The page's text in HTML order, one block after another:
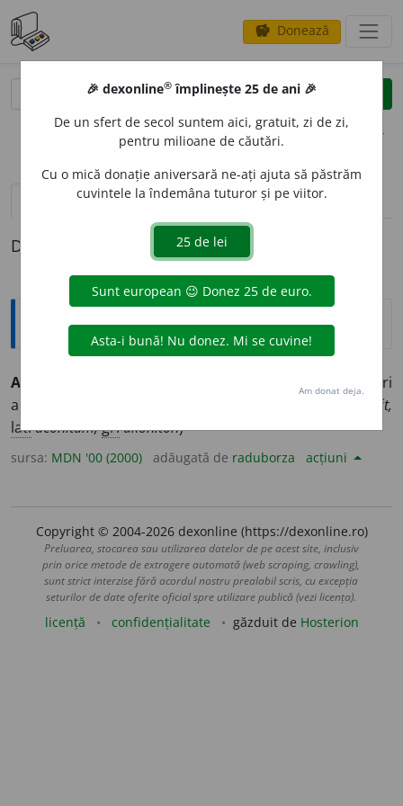
savings Donează
clear
opțiuni
definiții (1)
Definiția cu ID-ul 445796:
Explicative DEX
ACON
plantă veninoasă montană, cu flori
albastre și frunze de un verde-închis; omag. (<
aconit,
lat.aconitum,gr.akoniton)
sursa: MDN '00 (2000) adăugată de raduborza acțiuni
Copyright © 2004-2026 dexonline (https://dexonline.ro)
Preluarea, stocarea sau utilizarea datelor de pe acest site, inclusiv
prin orice metode de extragere automată (web scraping, crawling),
sunt strict interzise fără acordul nostru prealabil scris, cu excepția
seturilor de date oferite oficial spre utilizare publică (vezi licența).
licență confidențialitate găzduit de Hosterion
🎉 dexonline® împlinește 25 de ani 🎉
De un sfert de secol suntem aici, gratuit, zi de zi,
pentru milioane de căutări.
Cu o mică donație aniversară ne-ați ajuta să păstrăm
cuvintele la îndemâna tuturor și pe viitor.
Am donat deja.